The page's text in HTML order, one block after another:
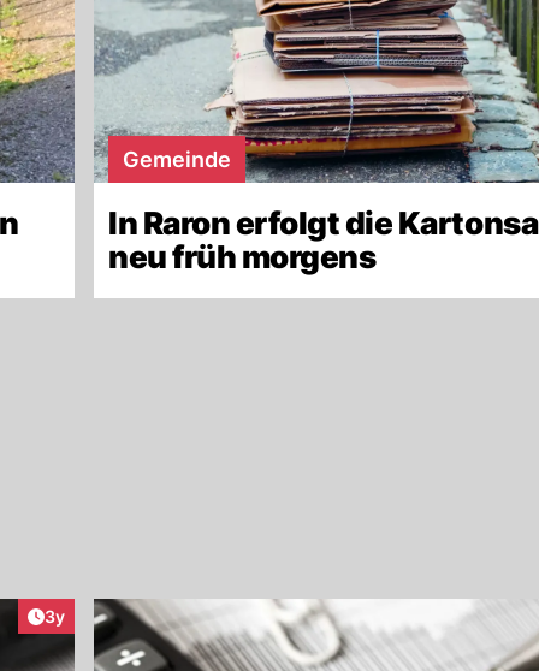
Gemeinde
In Raron erfolgt die
neu früh morgens
Artikel veröffentlicht:
3y